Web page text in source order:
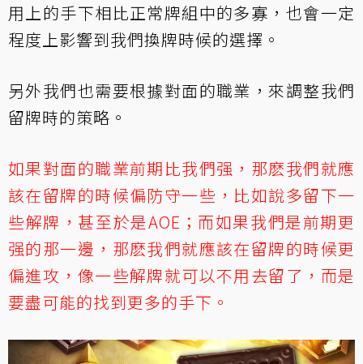
用上的手下相比正常牌組中的多寡，也會一定
程度上影響到我們換牌時候的選擇。
另外我們也需要根據對面的職業，來調整我們
留牌時的策略。
如果對面的職業前期比我們强，那麽我們就應
該在留牌的時候偏防守一些，比如說多留下一
些解牌，甚至於是AOE；而如果我們是前期更
强的那一邊，那麽我們就應該在留牌的時候更
偏進攻，像一些解牌就可以不用去留了，而是
要盡可能的找到更多的手下。